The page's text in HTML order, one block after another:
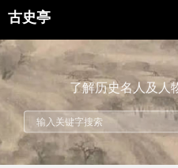
古史亭
了解历史名人及人